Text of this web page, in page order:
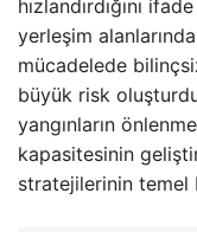
hızlandırdığını
yerleşim
mücadelede
büyük risk
yangınların
kapasitesinin
stratejilerinin temel